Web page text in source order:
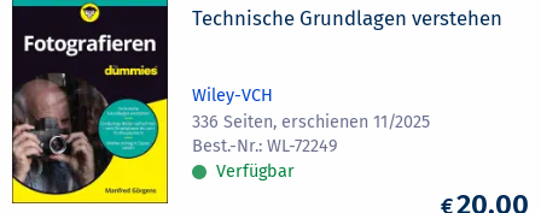
Technische Grundlagen verstehen
Wiley-VCH
336 Seiten, erschienen 11/2025
WL-72249
Verfügbar
20,00